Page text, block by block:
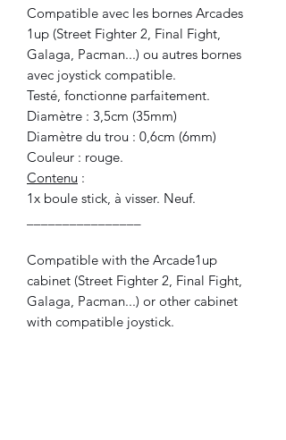
Compatible avec les bornes Arcades
1up (Street Fighter 2, Final Fight,
Galaga, Pacman...) ou autres bornes
avec joystick compatible.
Testé, fonctionne parfaitement.
Diamètre : 3,5cm (35mm)
Diamètre du trou : 0,6cm (6mm)
Couleur : rouge.
Contenu :
1x boule stick, à visser. Neuf.
Compatible with the Arcade1up
cabinet (Street Fighter 2, Final Fight,
Galaga, Pacman...) or other cabinet
with compatible joystick.